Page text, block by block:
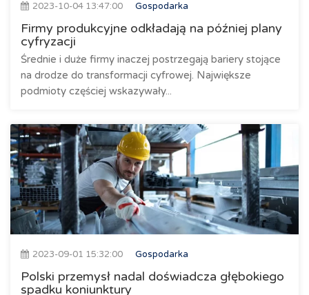
2023-10-04 13:47:00 Gospodarka
Firmy produkcyjne odkładają na później plany
cyfryzacji
Średnie i duże firmy inaczej postrzegają bariery stojące
na drodze do transformacji cyfrowej. Największe
podmioty częściej wskazywały...
2023-09-01 15:32:00 Gospodarka
Polski przemysł nadal doświadcza głębokiego
spadku koniunktury